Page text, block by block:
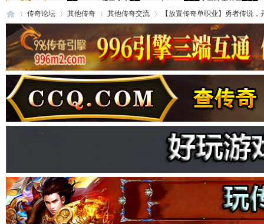
传
奇
»
传奇论坛
›
其他传奇 其他传奇交流
›
【放置传奇单职业】勇者传说，